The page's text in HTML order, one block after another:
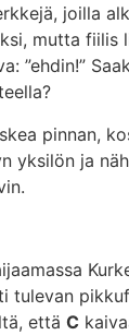
joilla
mutta fiilis
”ehdin!”
pinnan,
yksilön ja
tulevan
että C